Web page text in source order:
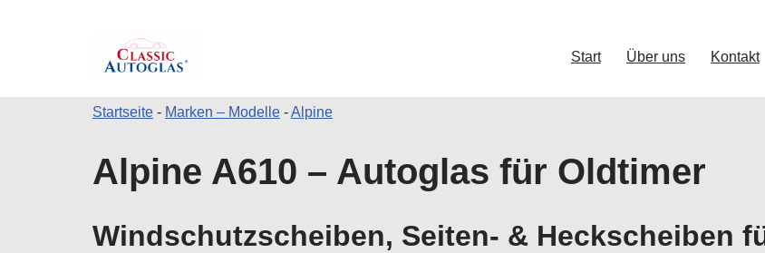
Start Über uns Kontakt
Startseite - Marken – Modelle -Alpine
Alpine A610 – Autoglas für Oldtimer
Windschutzscheiben, Seiten- & Heckscheiben